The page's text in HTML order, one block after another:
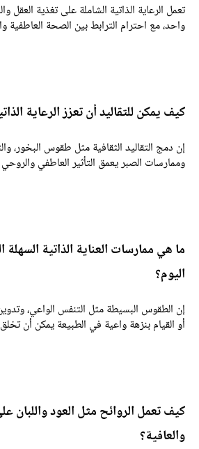
تعمل الرعاية الذاتية الشاملة على تغذية العقل
واحد، مع احترام الترابط بين الصحة العاطفية
كيف يمكن للتقاليد أن تعزز الرعاية الذاتية؟
إن دمج التقاليد الثقافية مثل طقوس البخور،
وممارسات الصبر يعمق التأثير العاطفي والروحي
ما هي ممارسات العناية الذاتية السهلة
اليوم؟
إن الطقوس البسيطة مثل التنفس الواعي، وتدوين
أو القيام بنزهة واعية في الطبيعة يمكن أن تخلق
كيف تعمل الروائح مثل العود واللبان على
والعافية؟